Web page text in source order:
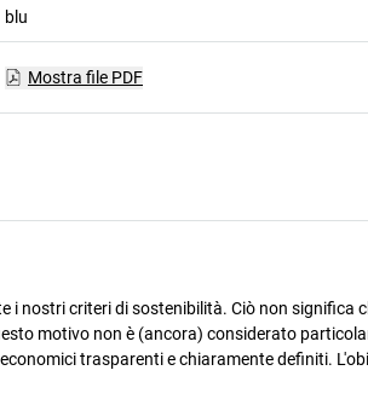
blu
Mostra file PDF
nostri criteri di sostenibilità. Ciò non significa
motivo non è (ancora) considerato
trasparenti e chiaramente definiti.